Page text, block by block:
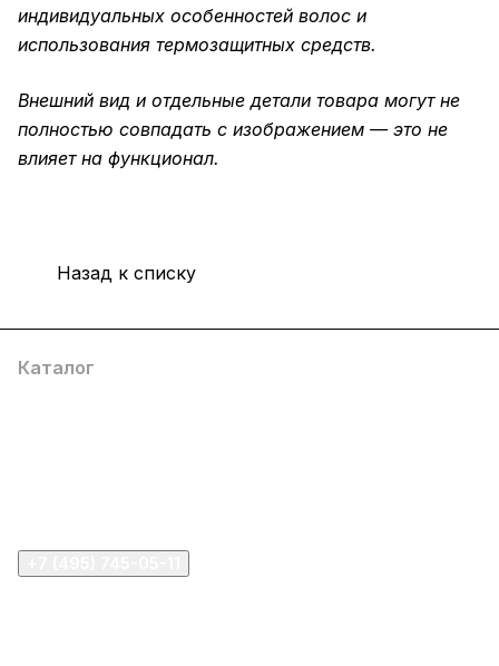
индивидуальных особенностей волос и
использования термозащитных средств.
Внешний вид и отдельные детали товара могут не
полностью совпадать с изображением — это не
влияет на функционал.
Назад к списку
Каталог